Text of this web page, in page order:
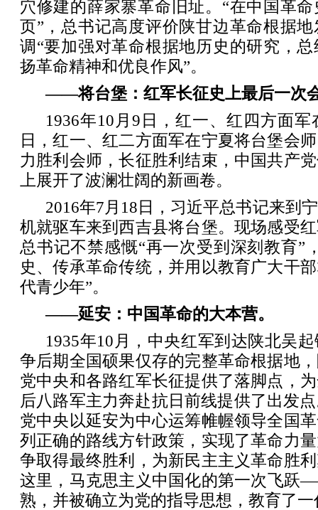
穴修建的薛家寨革命旧址。“在中国革
页”，总书记高度评价陕甘边革命根据
调“要加强对革命根据地历史的研究，
扬革命精神和优良作风”。
——将台堡：红军长征史上最后一次
1936年10月9日，红一、红四方面
日，红一、红二方面军在宁夏将台堡会
力胜利会师，长征胜利结束，中国共产
上展开了波澜壮阔的新画卷。
2016年7月18日，习近平总书记来到
机就驱车来到西吉县将台堡。现场感受
总书记不禁感慨“再一次受到深刻教育”
史、传承革命传统，并用以教育广大干
代青少年”。
——延安：中国革命的大本营。
1935年10月，中央红军到达陕北吴
争后期全国硕果仅存的完整革命根据地
党中央和各路红军长征提供了落脚点，
后八路军主力奔赴抗日前线提供了出发
党中央以延安为中心运筹帷幄领导全国
列正确的路线方针政策，实现了革命力
争取得最终胜利，为新民主主义革命胜
这里，马克思主义中国化的第一次飞跃
熟，并被确立为党的指导思想，教育了